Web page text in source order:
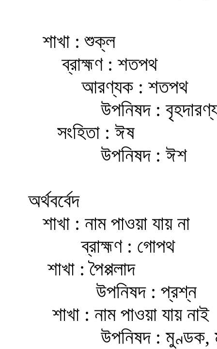
শাখা : শুক্ল
ব্রাহ্মণ : শতপথ
আরণ্যক : শতপথ
উপনিষদ :
সংহিতা : ঈষ
উপনিষদ : ঈশ
অর্থবর্বেদ
শাখা : নাম পাওয়া যায় না
ব্রাহ্মণ : গোপথ
শাখা : পৈপ্পলাদ
উপনিষদ : প্রশ্ন
শাখা : নাম পাওয়া যায় নাই
উপনিষদ : মুণ্ডক,